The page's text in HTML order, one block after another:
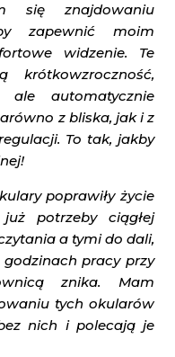
się znajdowaniu
zapewnić moim
widzenie. Te
ale automatycznie
z bliska, jak i z
To tak, jakby
poprawiły życie
potrzeby ciągłej
a tymi do dali,
pracy przy
znika. Mam
tych okularów
nich i polecają je